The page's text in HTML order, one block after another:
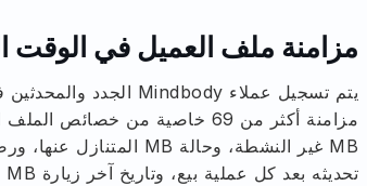
مزامنة ملف العميل في الوقت